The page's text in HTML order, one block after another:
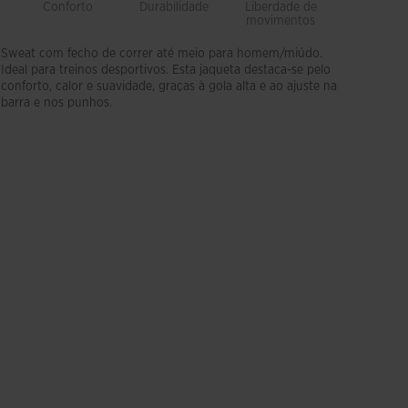
Conforto Durabilidade
Liberdade de
movimentos
Sweat com fecho de correr até meio para homem/miúdo.
Ideal para treinos desportivos. Esta jaqueta destaca-se pelo
conforto, calor e suavidade, graças à gola alta e ao ajuste na
barra e nos punhos.